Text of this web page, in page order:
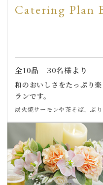
Catering Plan
全10品 30名様より
和のおいしさをたっぷり
ランです。
炭火焼サーモンや茶そば、ぶ
ーにもぴったり。 和・洋どち
気の集まりにも使いやすいプラ